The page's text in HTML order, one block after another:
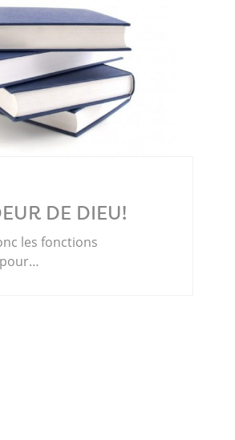
DE DIEU!
les fonctions
pour…